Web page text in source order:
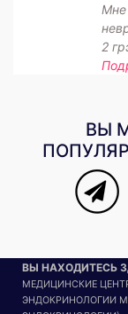
Мне
2
ВЫ
ВЫ НАХОДИТЕСЬ
МЕДИЦИНСКИЕ
ЭНДОКРИНОЛОГИИ